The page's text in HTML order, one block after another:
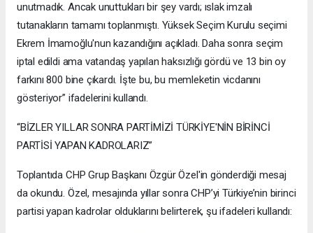
unutmadık. Ancak unuttukları bir şey vardı; ıslak imzalı
tutanakların tamamı toplanmıştı. Yüksek Seçim Kurulu seçimi
Ekrem İmamoğlu'nun kazandığını açıkladı. Daha sonra seçim
iptal edildi ama vatandaş yapılan haksızlığı gördü ve 13 bin oy
farkını 800 bine çıkardı. İşte bu, bu memleketin vicdanını
gösteriyor” ifadelerini kullandı.
“BİZLER YILLAR SONRA PARTİMİZİ TÜRKİYE'NİN BİRİNCİ
PARTİSİ YAPAN KADROLARIZ”
Toplantıda CHP Grup Başkanı Özgür Özel'in gönderdiği mesaj
da okundu. Özel, mesajında yıllar sonra CHP’yi Türkiye’nin birinci
partisi yapan kadrolar olduklarını belirterek, şu ifadeleri kullandı: